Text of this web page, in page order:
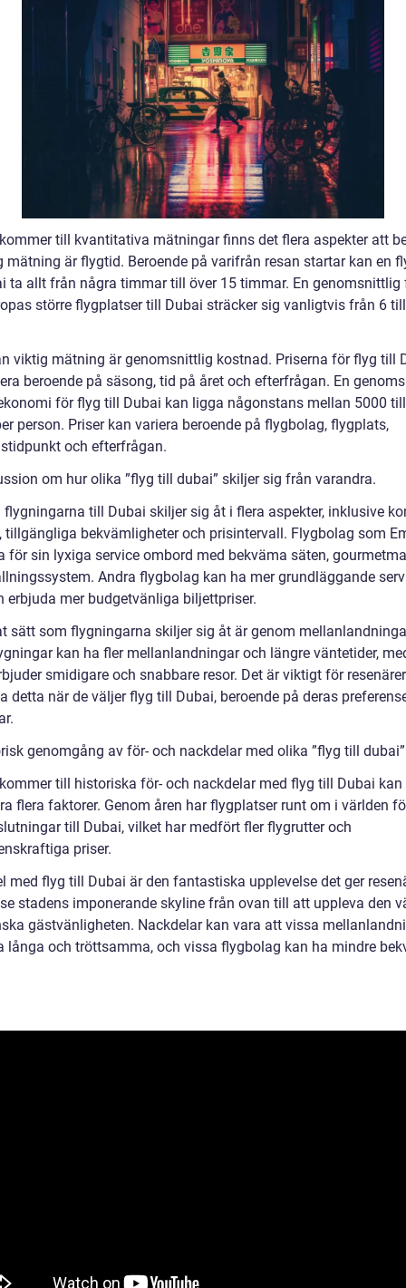
till kvantitativa mätningar finns det flera aspekter att
mätning är flygtid. Beroende på varifrån resan startar kan en
ta allt från några timmar till över 15 timmar. En genomsnittlig
större flygplatser till Dubai sträcker sig vanligtvis från 6
viktig mätning är genomsnittlig kostnad. Priserna för flyg till
beroende på säsong, tid på året och efterfrågan. En
för flyg till Dubai kan ligga någonstans mellan 5000
person. Priser kan variera beroende på flygbolag, flygplats,
och efterfrågan.
om hur olika ”flyg till dubai” skiljer sig från varandra.
flygningarna till Dubai skiljer sig åt i flera aspekter, inklusive
tillgängliga bekvämligheter och prisintervall. Flygbolag som
för sin lyxiga service ombord med bekväma säten,
Andra flygbolag kan ha mer grundläggande
erbjuda mer budgetvänliga biljettpriser.
sätt som flygningarna skiljer sig åt är genom
kan ha fler mellanlandningar och längre väntetider,
smidigare och snabbare resor. Det är viktigt för
detta när de väljer flyg till Dubai, beroende på deras
genomgång av för- och nackdelar med olika ”flyg till
till historiska för- och nackdelar med flyg till Dubai
flera faktorer. Genom åren har flygplatser runt om i världen
till Dubai, vilket har medfört fler flygrutter och
priser.
med flyg till Dubai är den fantastiska upplevelse det ger
stadens imponerande skyline från ovan till att uppleva den
gästvänligheten. Nackdelar kan vara att vissa
långa och tröttsamma, och vissa flygbolag kan ha mindre